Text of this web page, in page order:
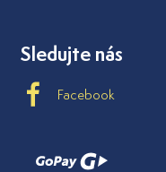
Sledujte nás
Facebook